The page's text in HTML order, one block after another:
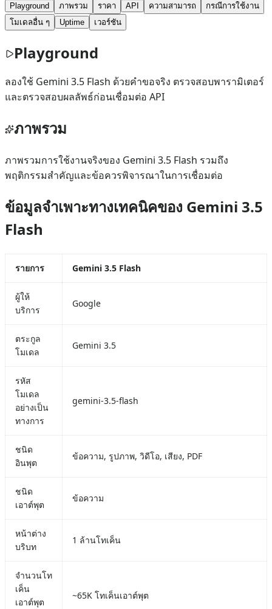
Playground ภาพรวม ราคา API ความสามารถ
กรณีการใช้งาน
โมเดลอื่น ๆ
Uptime เวอร์ชัน
Playground
ลองใช้ Gemini 3.5 Flash ด้วยคำขอจริง ตรวจสอบพารามิเตอร์
และตรวจสอบผลลัพธ์ก่อนเชื่อมต่อ API
ภาพรวม
ภาพรวมการใช้งานจริงของ Gemini 3.5 Flash รวมถึง
พฤติกรรมสำคัญและข้อควรพิจารณาในการเชื่อมต่อ
ข้อมูลจำเพาะทางเทคนิคของ Gemini 3.5
Flash
รายการ Gemini 3.5 Flash
ผู้ให้
บริการ
Google
ตระกูล
โมเดล
Gemini 3.5
รหัส
โมเดล
อย่างเป็น
ทางการ
gemini-3.5-flash
ชนิด
อินพุต
ข้อความ, รูปภาพ, วิดีโอ, เสียง, PDF
ชนิด
เอาต์พุต
ข้อความ
หน้าต่าง
บริบท
1 ล้านโทเค็น
จำนวนโท
เค็น
เอาต์พุต
~65K โทเค็นเอาต์พุต